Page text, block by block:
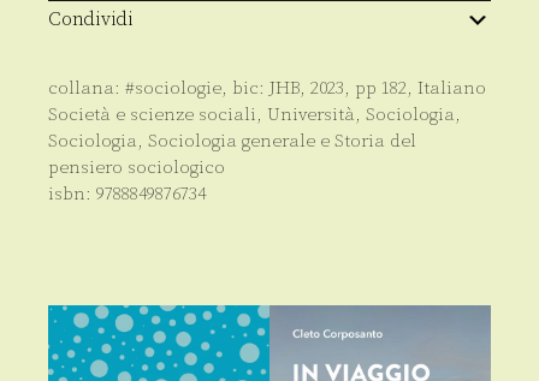
Condividi
collana: #sociologie, bic: JHB, 2023, pp 182, Italiano
Società e scienze sociali, Università, Sociologia,
Sociologia, Sociologia generale e Storia del
pensiero sociologico
isbn: 9788849876734